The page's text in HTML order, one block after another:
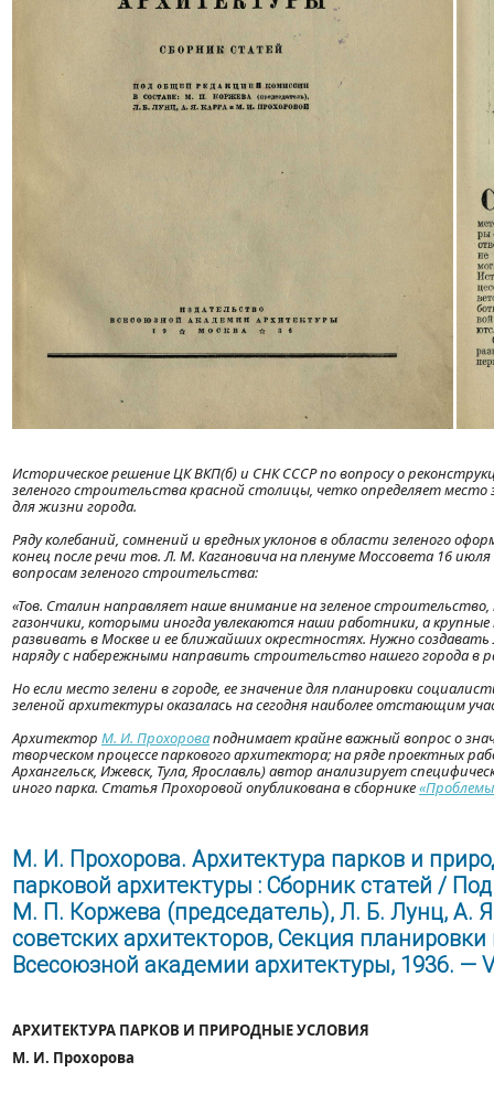
Историческое решение ЦК ВКП(б) и СНК СССР по вопросу о
зеленого строительства красной столицы, четко определяет место
для жизни города.
Ряду колебаний, сомнений и вредных уклонов в области зеленого
конец после речи тов. Л. М. Кагановича на пленуме Моссовета 16
вопросам зеленого строительства:
«Тов. Сталин направляет наше внимание на зеленое
газончики, которыми иногда увлекаются наши работники, а
развивать в Москве и ее ближайших окрестностях. Нужно
наряду с набережными направить строительство нашего города в
Но если место зелени в городе, ее значение для планировки
зеленой архитектуры оказалась на сегодня наиболее отстающим
Архитектор М. И. Прохороваподнимает крайне важный вопрос о
творческом процессе паркового архитектора; на ряде проектных
Архангельск, Ижевск, Тула, Ярославль) автор анализирует
иного парка. Статья Прохоровой опубликована в сборнике
М. И. Прохорова. Архитектура парков и
парковой архитектуры : Сборник статей / Под
М. П. Коржева (председатель), Л. Б. Лунц, А.
советских архитекторов, Секция
Всесоюзной академии архитектуры, 1936. —
АРХИТЕКТУРА ПАРКОВ И ПРИРОДНЫЕ УСЛОВИЯ
М. И. Прохорова